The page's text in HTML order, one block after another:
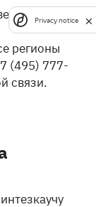
регионы
(495) 777-
связи.
Privacy notice